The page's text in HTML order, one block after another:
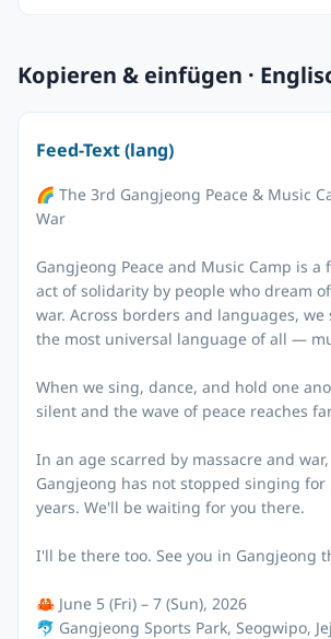
Kopieren & einfügen ·
Feed-Text (lang)
🌈 The 3rd Gangjeong Peace & Music
War
Gangjeong Peace and Music Camp is a
act of solidarity by people who dream
war. Across borders and languages,
the most universal language of all —
When we sing, dance, and hold one
silent and the wave of peace reaches
In an age scarred by massacre and
Gangjeong has not stopped singing for
years. We'll be waiting for you there.
I'll be there too. See you in Gangjeong
🦀 June 5 (Fri) – 7 (Sun), 2026
🐬 Gangjeong Sports Park, Seogwipo,